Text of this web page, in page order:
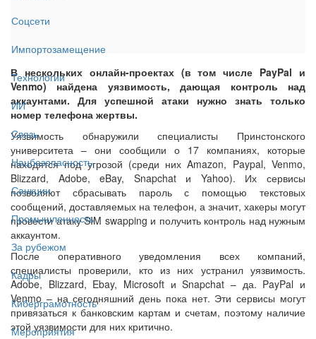
Соцсети
Импортозамещение
Технологии
ИИ
Связь
Нацбезопасность
Санкции
Промышленность
За рубежом
Кадры
Киберграмотность
Мероприятия
В нескольких онлайн-проектах (в том числе PayPal и
Venmo) найдена уязвимость, дающая контроль над
аккаунтами. Для успешной атаки нужно знать только
номер телефона жертвы.
Уязвимость обнаружили специалисты Принстонского
университета – они сообщили о 17 компаниях, которые
находятся под угрозой (среди них Amazon, Paypal, Venmo,
Blizzard, Adobe, eBay, Snapchat и Yahoo). Их сервисы
позволяют сбрасывать пароль с помощью текстовых
сообщений, доставляемых на телефон, а значит, хакеры могут
провести атаку SIM swapping и получить контроль над нужным
аккаунтом.
После оперативного уведомления всех компаний,
специалисты проверили, кто из них устранил уязвимость.
Adobe, Blizzard, Ebay, Microsoft и Snapchat – да. PayPal и
Venmo – на сегодняшний день пока нет. Эти сервисы могут
привязаться к банковским картам и счетам, поэтому наличие
этой уязвимости для них критично.